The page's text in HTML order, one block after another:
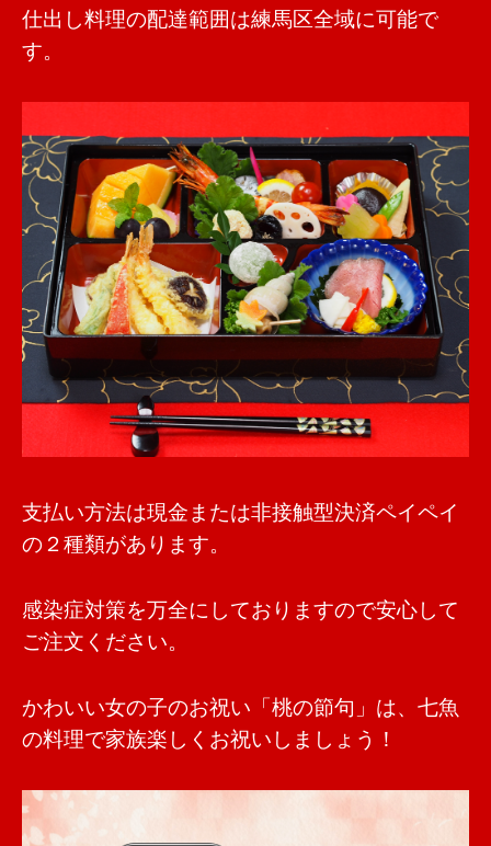
仕出し料理の配達範囲は練馬区全域に可能で
す。
支払い方法は現金または非接触型決済ペイペイ
の２種類があります。
感染症対策を万全にしておりますので安心して
ご注文ください。
かわいい女の子のお祝い「桃の節句」は、七魚
の料理で家族楽しくお祝いしましょう！